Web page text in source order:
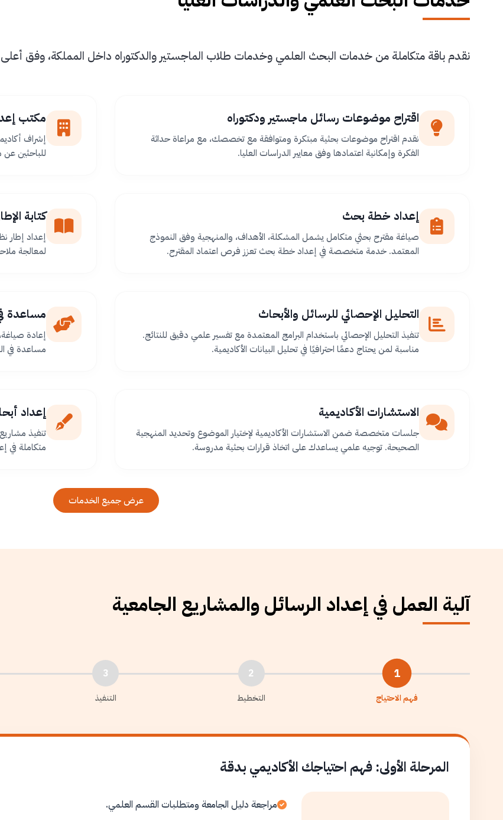
نقدم باقة متكاملة من خدمات البحث العلمي وخدمات طلاب الماجستير والدكتوراه داخل المملكة، وفق أعلى
اقتراح موضوعات رسائل ماجستير ودكتوراه
نقدم اقتراح موضوعات بحثية مبتكرة ومتوافقة مع تخصصك، مع مراعاة حداثة
الفكرة وإمكانية اعتمادها وفق معايير الدراسات العليا.
مكتب
إشراف
للباحثين
إعداد خطة بحث
صياغة مقترح بحثي متكامل يشمل المشكلة، الأهداف، والمنهجية وفق النموذج
المعتمد. خدمة متخصصة في إعداد خطة بحث تعزز فرص اعتماد المقترح.
كتابة
إعداد إطار
لمعالجة
التحليل الإحصائي للرسائل والأبحاث
تنفيذ التحليل الإحصائي باستخدام البرامج المعتمدة مع تفسير علمي دقيق للنتائج.
مناسبة لمن يحتاج دعمًا احترافيًا في تحليل البيانات الأكاديمية.
مساعدة
إعادة
مساعدة في
الاستشارات الأكاديمية
جلسات متخصصة ضمن الاستشارات الأكاديمية لإختيار الموضوع وتحديد المنهجية
الصحيحة. توجيه علمي يساعدك على اتخاذ قرارات بحثية مدروسة.
إعداد
تنفيذ
متكاملة في
عرض جميع الخدمات
آلية العمل في إعداد الرسائل والمشاريع الجامعية
1
فهم الاحتياج
2
التخطيط
3
التنفيذ
المرحلة الأولى: فهم احتياجك الأكاديمي بدقة
مراجعة دليل الجامعة ومتطلبات القسم العلمي.